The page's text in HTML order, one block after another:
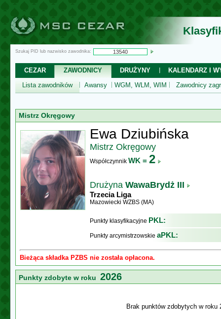
Szukaj PID lub nazwisko zawodnika:
CEZAR ZAWODNICY DRUŻYNY
KALENDARZ I
Lista zawodników
Awansy WGM, WLM, WIM Zawodnicy
Mistrz Okręgowy
Ewa Dziubińska
Mistrz Okręgowy
Współczynnik WK = 2
Drużyna WawaBrydż III
Trzecia Liga
Mazowiecki WZBS (MA)
Punkty klasyfikacyjne PKL:
Punkty arcymistrzowskie aPKL:
Bieżąca składka PZBS nie została opłacona.
Punkty zdobyte w roku 2026
Brak punktów zdobytych w roku